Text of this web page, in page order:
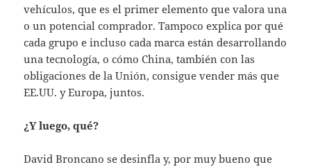
vehículos, que es el primer elemento que valora una
o un potencial comprador. Tampoco explica por qué
cada grupo e incluso cada marca están desarrollando
una tecnología, o cómo China, también con las
obligaciones de la Unión, consigue vender más que
EE.UU. y Europa, juntos.
¿Y luego, qué?
David Broncano se desinfla y, por muy bueno que